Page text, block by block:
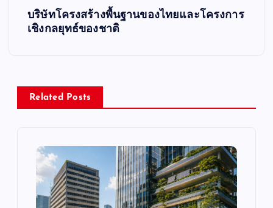
a
v
บริษัทโครงสร้างพื้นฐานของไทยและโครงการ
เชิงกลยุทธ์ของชาติ
Related Posts